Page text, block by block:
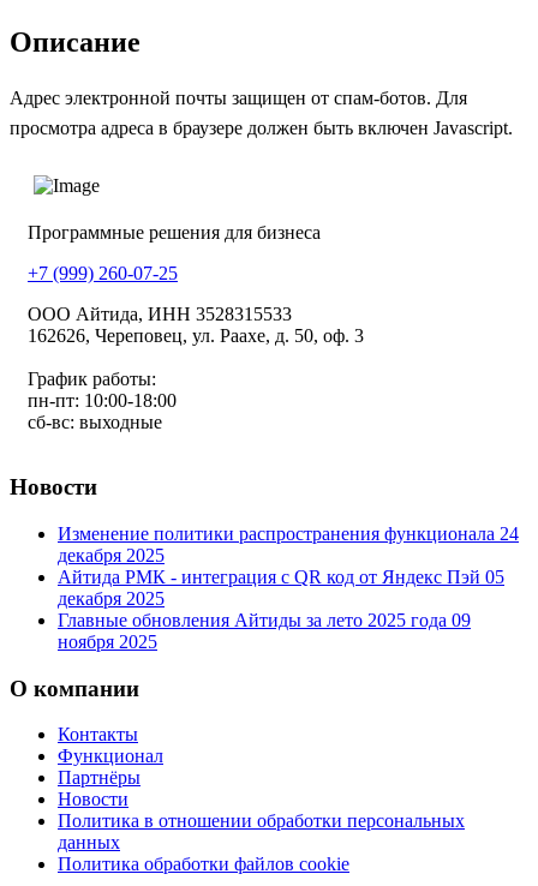
Описание
Адрес электронной почты защищен от спам-ботов. Для
просмотра адреса в браузере должен быть включен Javascript.
Программные решения для бизнеса
+7 (999) 260-07-25
ООО Айтида, ИНН 3528315533
162626, Череповец, ул. Раахе, д. 50, оф. 3
График работы:
пн-пт: 10:00-18:00
сб-вс: выходные
Новости
Изменение политики распространения функционала 24
декабря 2025
Айтида РМК - интеграция с QR код от Яндекс Пэй 05
декабря 2025
Главные обновления Айтиды за лето 2025 года 09
ноября 2025
О компании
Контакты
Функционал
Партнёры
Новости
Политика в отношении обработки персональных
данных
Политика обработки файлов cookie